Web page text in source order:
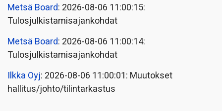
Metsä Board: 2026-08-06 11:00:15:
Tulosjulkistamisajankohdat
Metsä Board: 2026-08-06 11:00:14:
Tulosjulkistamisajankohdat
Ilkka Oyj: 2026-08-06 11:00:01: Muutokset
hallitus/johto/tilintarkastus